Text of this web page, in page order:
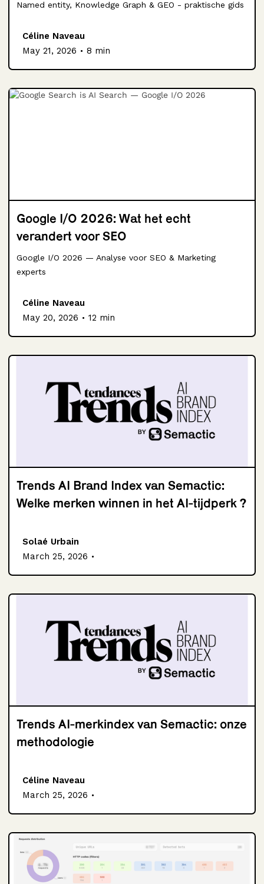
Named entity, Knowledge Graph & GEO - praktische gids
Céline Naveau
May 21, 2026 . 8 min
Google I/O 2026: Wat het echt
verandert voor SEO
Google I/O 2026 — Analyse voor SEO & Marketing
experts
Céline Naveau
May 20, 2026 . 12 min
Trends AI Brand Index van Semactic:
Welke merken winnen in het AI-tijdperk ?
Solaé Urbain
March 25, 2026 .
Trends AI-merkindex van Semactic: onze
methodologie
Céline Naveau
March 25, 2026 .